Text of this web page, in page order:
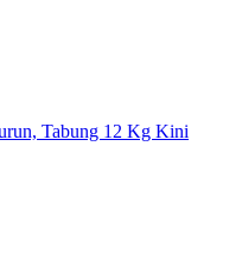
Tabung 12 Kg Kini